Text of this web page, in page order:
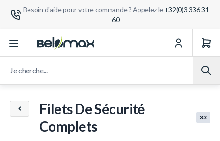
Besoin d'aide pour votre commande ? Appelez le +32(0)3 336 31
60
Filets De Sécurité
Complets
33